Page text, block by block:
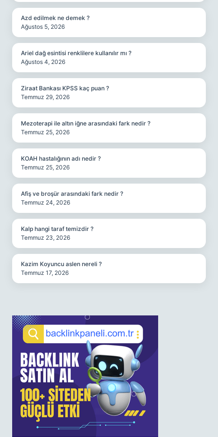
Azd edilmek ne demek ?
Ağustos 5, 2026
Ariel dağ esintisi renklilere kullanılır mı ?
Ağustos 4, 2026
Ziraat Bankası KPSS kaç puan ?
Temmuz 29, 2026
Mezoterapi ile altın iğne arasındaki fark nedir ?
Temmuz 25, 2026
KOAH hastalığının adı nedir ?
Temmuz 25, 2026
Afiş ve broşür arasındaki fark nedir ?
Temmuz 24, 2026
Kalp hangi taraf temizdir ?
Temmuz 23, 2026
Kazim Koyuncu aslen nereli ?
Temmuz 17, 2026